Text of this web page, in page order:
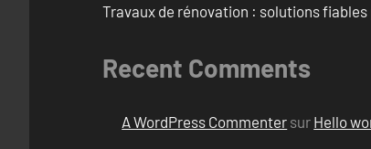
Travaux de rénovation : solutions
Recent Comments
A WordPress Commenter sur Hello